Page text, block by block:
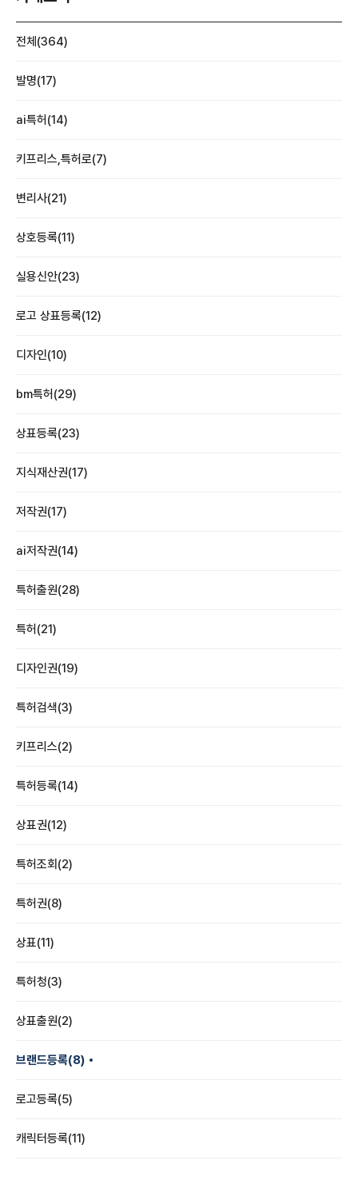
전체(364)
발명(17)
ai특허(14)
키프리스,특허로(7)
변리사(21)
상호등록(11)
실용신안(23)
로고 상표등록(12)
디자인(10)
bm특허(29)
상표등록(23)
지식재산권(17)
저작권(17)
ai저작권(14)
특허출원(28)
특허(21)
디자인권(19)
특허검색(3)
키프리스(2)
특허등록(14)
상표권(12)
특허조회(2)
특허권(8)
상표(11)
특허청(3)
상표출원(2)
브랜드등록(8)
로고등록(5)
캐릭터등록(11)